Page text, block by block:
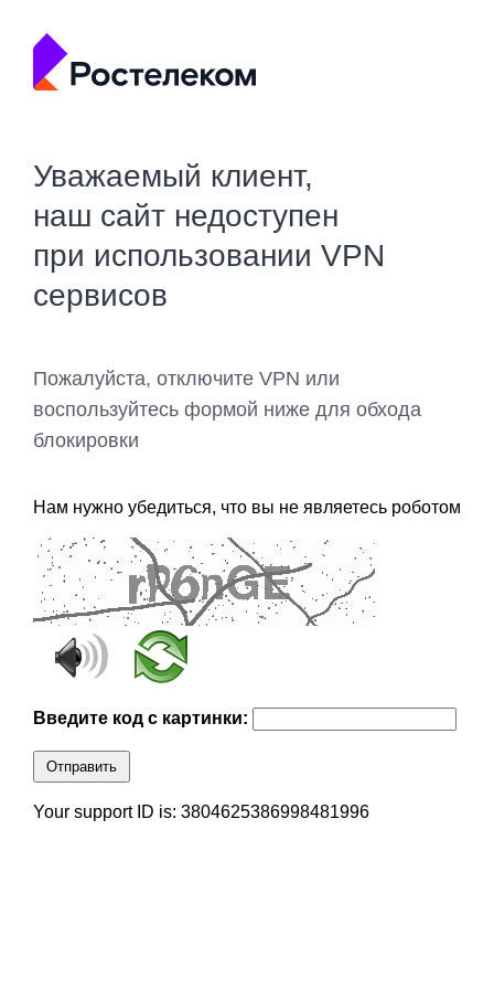
Уважаемый клиент,
наш сайт недоступен
при использовании VPN
сервисов
Пожалуйста, отключите VPN или
воспользуйтесь формой ниже для обхода
блокировки
Нам нужно убедиться, что вы не являетесь роботом
Введите код с картинки:
Отправить
Your support ID is: 3804625386998481996